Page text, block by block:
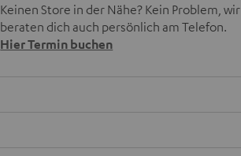
Keinen Store in der Nähe? Kein Problem, wir
beraten dich auch persönlich am Telefon.
Hier Termin buchen